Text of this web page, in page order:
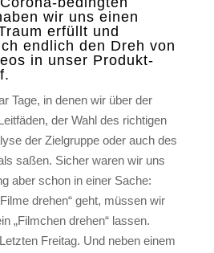
wir uns einen
erfüllt und
endlich den Dreh von
in unser Produkt-
Tage, in denen wir über der
der Wahl des richtigen
der Zielgruppe oder auch des
saßen. Sicher waren wir uns
aber schon in einer Sache:
drehen“ geht, müssen wir
„Filmchen drehen“ lassen.
Freitag. Und neben einem